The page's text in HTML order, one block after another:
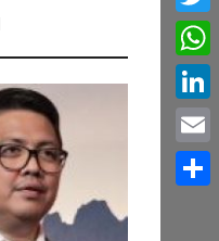
Email